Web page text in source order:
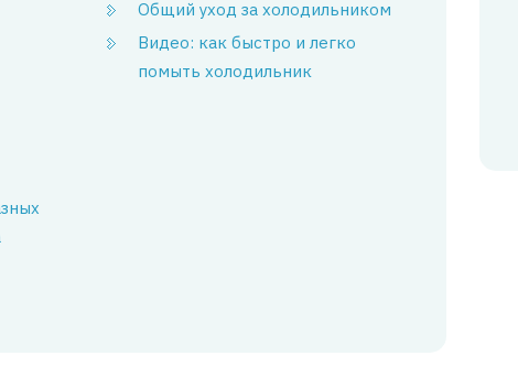
Общий уход за холодильником
Видео: как быстро и легко
помыть холодильник